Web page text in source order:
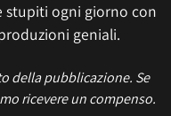
stupiti ogni giorno con
geniali.
della pubblicazione. Se
ricevere un compenso.